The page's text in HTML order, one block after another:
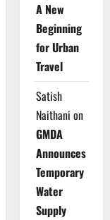
A New
Beginning
for Urban
Travel
Satish
Naithani on
GMDA
Announces
Temporary
Water
Supply